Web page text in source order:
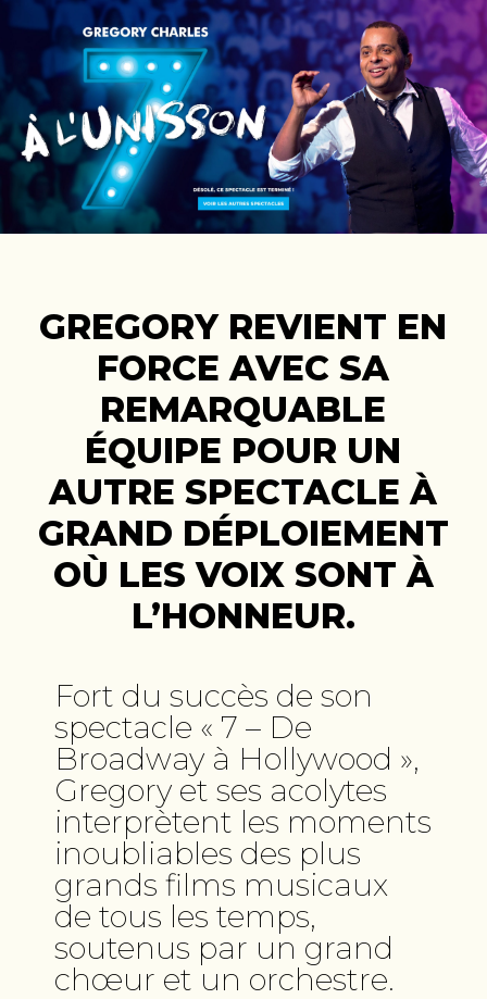
GREGORY REVIENT EN
FORCE AVEC SA
REMARQUABLE
ÉQUIPE POUR UN
AUTRE SPECTACLE À
GRAND DÉPLOIEMENT
OÙ LES VOIX SONT À
L’HONNEUR.
Fort du succès de son
spectacle « 7 – De
Broadway à Hollywood »,
Gregory et ses acolytes
interprètent les moments
inoubliables des plus
grands films musicaux
de tous les temps,
soutenus par un grand
chœur et un orchestre.